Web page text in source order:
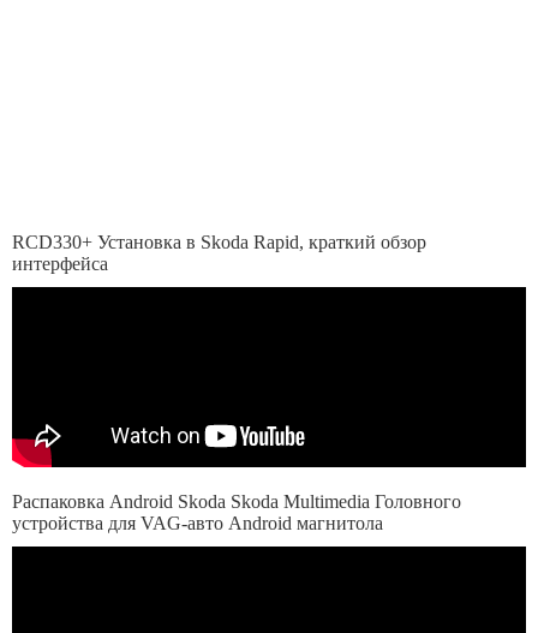
RCD330+ Установка в Skoda Rapid, краткий обзор
интерфейса
Распаковка Android Skoda Skoda Multimedia Головного
устройства для VAG-авто Android магнитола